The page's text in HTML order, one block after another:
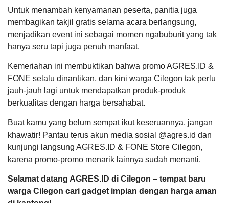
Untuk menambah kenyamanan peserta, panitia juga
membagikan takjil gratis selama acara berlangsung,
menjadikan event ini sebagai momen ngabuburit yang tak
hanya seru tapi juga penuh manfaat.
Kemeriahan ini membuktikan bahwa promo AGRES.ID &
FONE selalu dinantikan, dan kini warga Cilegon tak perlu
jauh-jauh lagi untuk mendapatkan produk-produk
berkualitas dengan harga bersahabat.
Buat kamu yang belum sempat ikut keseruannya, jangan
khawatir! Pantau terus akun media sosial @agres.id dan
kunjungi langsung AGRES.ID & FONE Store Cilegon,
karena promo-promo menarik lainnya sudah menanti.
Selamat datang AGRES.ID di Cilegon – tempat baru
warga Cilegon cari gadget impian dengan harga aman